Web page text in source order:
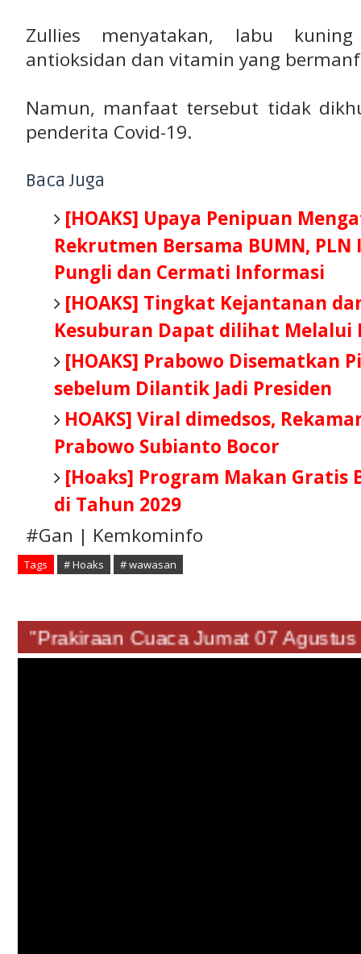
Zullies menyatakan, labu
antioksidan dan vitamin yang
Namun, manfaat tersebut tidak
penderita Covid-19.
Baca Juga
[HOAKS] Upaya Penipuan
Rekrutmen Bersama BUMN, PLN
Pungli dan Cermati Informasi
[HOAKS] Tingkat Kejantanan
Kesuburan Dapat dilihat Melalui
[HOAKS] Prabowo Disematkan
sebelum Dilantik Jadi Presiden
HOAKS] Viral dimedsos,
Prabowo Subianto Bocor
[Hoaks] Program Makan Gratis
di Tahun 2029
#Gan | Kemkominfo
Tags # Hoaks # wawasan
"Prakiraan Cuaca Jumat 07